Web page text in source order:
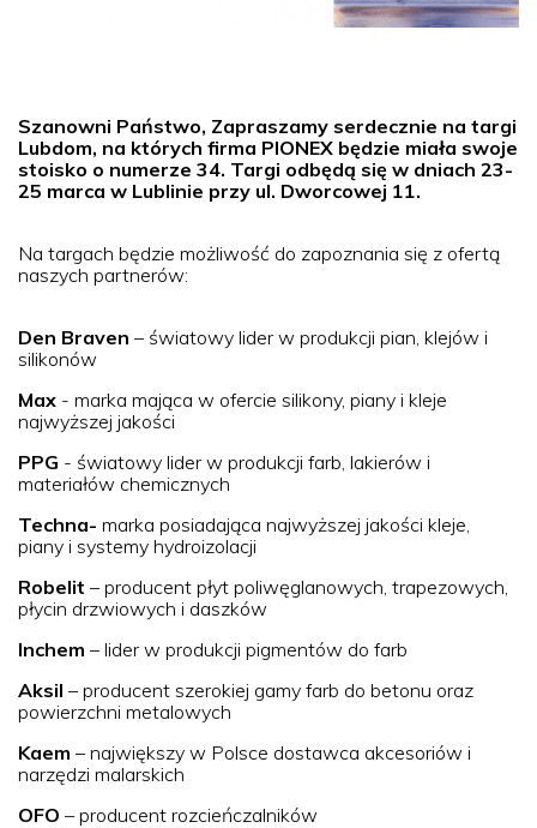
Szanowni Państwo, Zapraszamy serdecznie na targi
Lubdom, na których firma PIONEX będzie miała swoje
stoisko o numerze 34. Targi odbędą się w dniach 23-
25 marca w Lublinie przy ul. Dworcowej 11.
Na targach będzie możliwość do zapoznania się z ofertą
naszych partnerów:
Den Braven – światowy lider w produkcji pian, klejów i
silikonów
Max - marka mająca w ofercie silikony, piany i kleje
najwyższej jakości
PPG - światowy lider w produkcji farb, lakierów i
materiałów chemicznych
Techna- marka posiadająca najwyższej jakości kleje,
piany i systemy hydroizolacji
Robelit – producent płyt poliwęglanowych, trapezowych,
płycin drzwiowych i daszków
Inchem – lider w produkcji pigmentów do farb
Aksil – producent szerokiej gamy farb do betonu oraz
powierzchni metalowych
Kaem – największy w Polsce dostawca akcesoriów i
narzędzi malarskich
OFO – producent rozcieńczalników